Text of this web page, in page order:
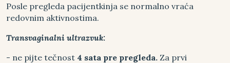
Posle pregleda pacijentkinja se normalno vraća
redovnim aktivnostima.
Transvaginalni ultrazvuk:
- ne pijte tečnost 4 sata pre pregleda. Za prvi